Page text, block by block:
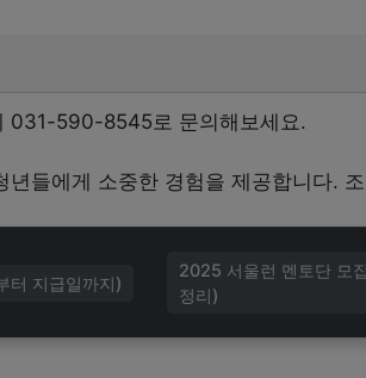
031-590-8545로 문의해보세요.
들에게 소중한 경험을 제공합니다.
2025 서울런 멘토단 모
정리)
터 지급일까지)